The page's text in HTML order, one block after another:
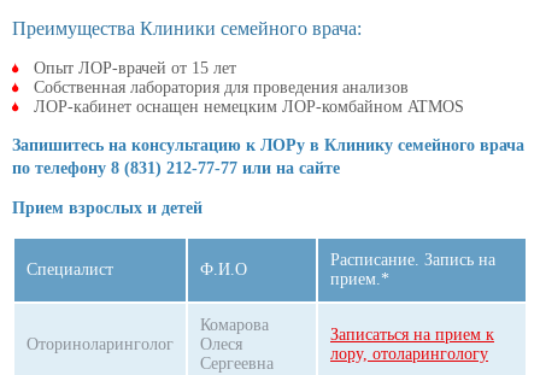
Преимущества Клиники семейного врача:
Опыт ЛОР-врачей от 15 лет
Собственная лаборатория для проведения анализов
ЛОР-кабинет оснащен немецким ЛОР-комбайном ATMOS
Запишитесь на консультацию к ЛОРу в Клинику семейного врача
по телефону 8 (831) 212-77-77 или на сайте
Прием взрослых и детей
Специалист Ф.И.О
Расписание. Запись на
прием.*
Оториноларинголог
Комарова
Олеся
Сергеевна
Записаться на прием к
лору, отоларингологу